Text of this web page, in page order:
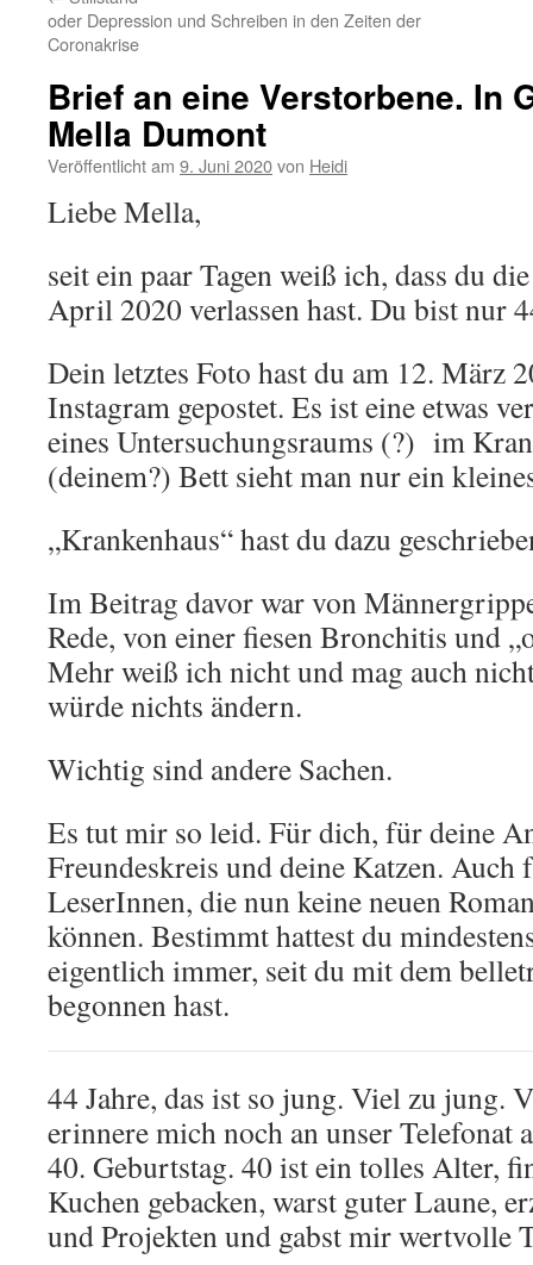
oder Depression und Schreiben in den Zeiten der
Coronakrise
Brief an eine Verstorbene. In
Mella Dumont
Veröffentlicht am 9. Juni 2020von Heidi
Liebe Mella,
seit ein paar Tagen weiß ich, dass du
April 2020 verlassen hast. Du bist nur
Dein letztes Foto hast du am 12. März
Instagram gepostet. Es ist eine etwas
eines Untersuchungsraums (?) im
(deinem?) Bett sieht man nur ein
„Krankenhaus“ hast du dazu
Im Beitrag davor war von
Rede, von einer fiesen Bronchitis und
Mehr weiß ich nicht und mag auch
würde nichts ändern.
Wichtig sind andere Sachen.
Es tut mir so leid. Für dich, für deine
Freundeskreis und deine Katzen. Auch
LeserInnen, die nun keine neuen
können. Bestimmt hattest du
eigentlich immer, seit du mit dem
begonnen hast.
44 Jahre, das ist so jung. Viel zu jung.
erinnere mich noch an unser Telefonat
40. Geburtstag. 40 ist ein tolles Alter,
Kuchen gebacken, warst guter Laune,
und Projekten und gabst mir wertvolle